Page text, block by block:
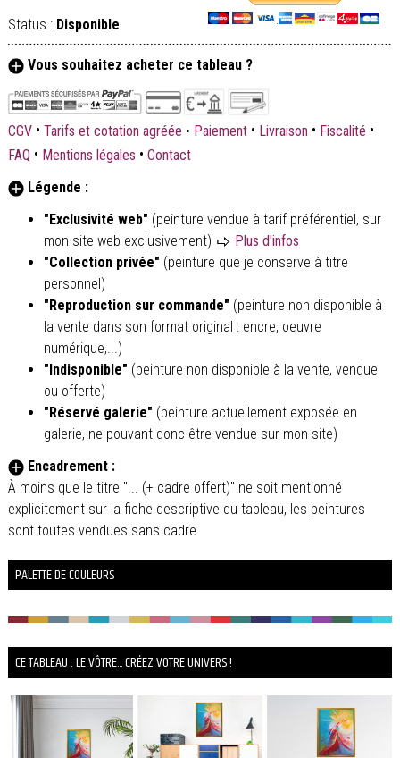
Status : Disponible
Vous souhaitez acheter ce tableau ?
CGV • Tarifs et cotation agréée • Paiement • Livraison • Fiscalité •
FAQ • Mentions légales • Contact
Légende :
"Exclusivité web" (peinture vendue à tarif préférentiel, sur
mon site web exclusivement)
Plus d'infos
"Collection privée" (peinture que je conserve à titre
personnel)
"Reproduction sur commande" (peinture non disponible à
la vente dans son format original : encre, oeuvre
numérique,...)
"Indisponible" (peinture non disponible à la vente, vendue
ou offerte)
"Réservé galerie" (peinture actuellement exposée en
galerie, ne pouvant donc être vendue sur mon site)
Encadrement :
À moins que le titre "... (+ cadre offert)" ne soit mentionné
explicitement sur la fiche descriptive du tableau, les peintures
sont toutes vendues sans cadre.
PALETTE DE COULEURS
CE TABLEAU : LE VÔTRE... CRÉEZ VOTRE UNIVERS !